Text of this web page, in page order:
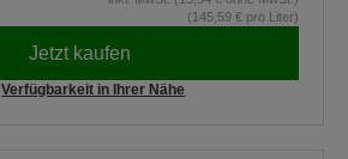
(145,59 € pro Liter)
Jetzt kaufen
Verfügbarkeit in Ihrer Nähe